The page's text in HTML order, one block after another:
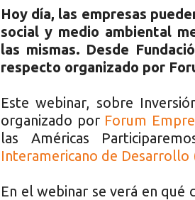
Hoy día, las empresas
social y medio ambiental
las mismas. Desde
respecto organizado por
Este webinar, sobre
organizado por Forum
las Américas
Interamericano de Desarrollo
En el webinar se verá en